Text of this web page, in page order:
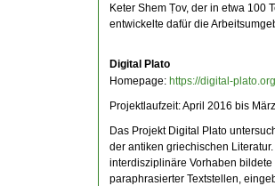
Keter Shem Ṭov, der in etwa 100
entwickelte dafür die
Digital Plato
Homepage: https://digital-
Projektlaufzeit:April 2016 bis
Das Projekt Digital Plato
der antiken griechischen
interdisziplinäre Vorhaben
paraphrasierter Textstellen,